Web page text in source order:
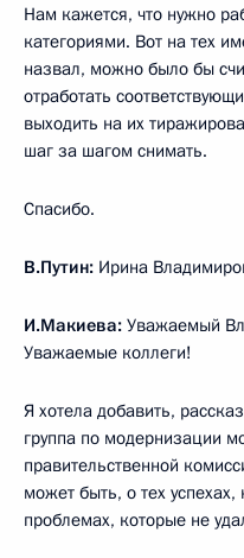
Нам кажется, что нужно
категориями. Вот на тех
назвал, можно было бы
отработать
выходить на их
шаг за шагом снимать.
Спасибо.
В.Путин: Ирина
И.Макиева: Уважаемый
Уважаемые коллеги!
Я хотела добавить,
группа по модернизации
правительственной
может быть, о тех
проблемах, которые не